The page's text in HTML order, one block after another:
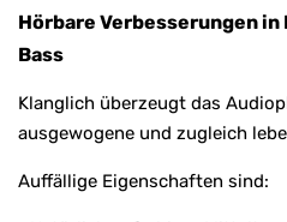
Hörbare Verbesserungen
Bass
Klanglich überzeugt das
ausgewogene und zugleich
Auffällige Eigenschaften sind: